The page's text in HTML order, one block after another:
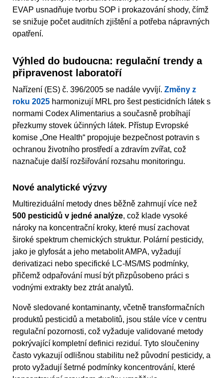
EVAP usnadňuje tvorbu SOP i prokazování shody, čímž
se snižuje počet auditních zjištění a potřeba nápravných
opatření.
Výhled do budoucna: regulační trendy a
připravenost laboratoří
Nařízení (ES) č. 396/2005 se nadále vyvíjí. Změny z
roku 2025 harmonizují MRL pro šest pesticidních látek s
normami Codex Alimentarius a současně probíhají
přezkumy stovek účinných látek. Přístup Evropské
komise „One Health“ propojuje bezpečnost potravin s
ochranou životního prostředí a zdravím zvířat, což
naznačuje další rozšiřování rozsahu monitoringu.
Nové analytické výzvy
Multireziduální metody dnes běžně zahrnují více než
500 pesticidů v jedné analýze, což klade vysoké
nároky na koncentrační kroky, které musí zachovat
široké spektrum chemických struktur. Polární pesticidy,
jako je glyfosát a jeho metabolit AMPA, vyžadují
derivatizaci nebo specifické LC-MS/MS podmínky,
přičemž odpařování musí být přizpůsobeno práci s
vodnými extrakty bez ztrát analytů.
Nově sledované kontaminanty, včetně transformačních
produktů pesticidů a metabolitů, jsou stále více v centru
regulační pozornosti, což vyžaduje validované metody
pokrývající kompletní definici reziduí. Tyto sloučeniny
často vykazují odlišnou stabilitu než původní pesticidy, a
proto vyžadují šetrné podmínky koncentrování, které